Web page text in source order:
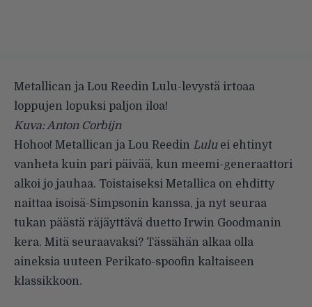
Metallican ja Lou Reedin Lulu-levystä irtoaa
loppujen lopuksi paljon iloa!
Kuva: Anton Corbijn
Hohoo! Metallican ja Lou Reedin Luluei ehtinyt
vanheta kuin pari päivää, kun meemi-generaattori
alkoi jo jauhaa. Toistaiseksi Metallica on ehditty
naittaa isoisä-Simpsonin kanssa, ja nyt seuraa
tukan päästä räjäyttävä duetto Irwin Goodmanin
kera. Mitä seuraavaksi? Tässähän alkaa olla
aineksia uuteen Perikato-spoofin kaltaiseen
klassikkoon.